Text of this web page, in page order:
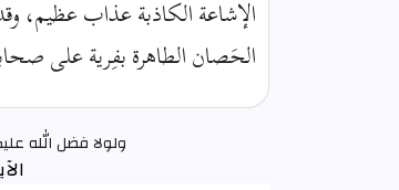
الإشاعة الكاذبة عذاب عظيم،
الحَصان الطاهرة بفِرية على
ولولا فضل الله
الآية 14